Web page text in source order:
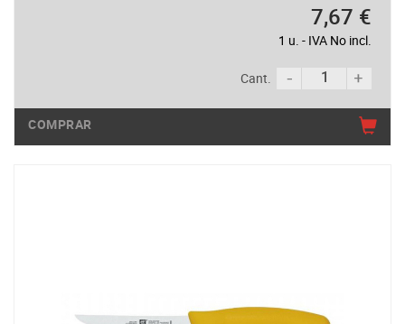
7,67 €
1 u. - IVA No incl.
Cant.
COMPRAR